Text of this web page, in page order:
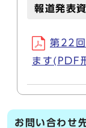
報道発表
第22回
ます(PDF
お問い合わせ